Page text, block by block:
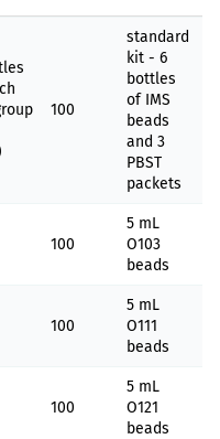
100
standard
kit - 6
bottles
of IMS
beads
and 3
PBST
packets
100
5 mL
O103
beads
100
5 mL
O111
beads
100
5 mL
O121
beads